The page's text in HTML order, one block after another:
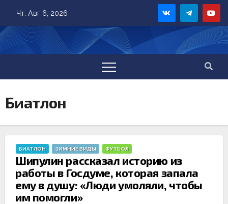
content
Чт. Авг 6, 2026
Биатлон
БИАТЛОН ЗИМНИЕ ВИДЫ ФУТБОЛ
Шипулин рассказал историю из
работы в Госдуме, которая запала
ему в душу: «Люди умоляли, чтобы
им помогли»